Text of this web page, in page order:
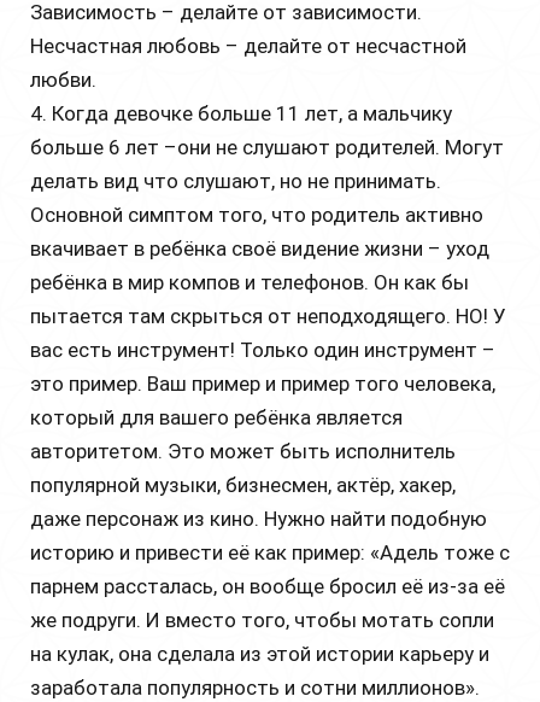
Зависимость – делайте от зависимости.
Несчастная любовь – делайте от несчастной
любви.
4. Когда девочке больше 11 лет, а мальчику
больше 6 лет –они не слушают родителей. Могут
делать вид что слушают, но не принимать.
Основной симптом того, что родитель активно
вкачивает в ребёнка своё видение жизни – уход
ребёнка в мир компов и телефонов. Он как бы
пытается там скрыться от неподходящего. НО! У
вас есть инструмент! Только один инструмент –
это пример. Ваш пример и пример того человека,
который для вашего ребёнка является
авторитетом. Это может быть исполнитель
популярной музыки, бизнесмен, актёр, хакер,
даже персонаж из кино. Нужно найти подобную
историю и привести её как пример: «Адель тоже с
парнем рассталась, он вообще бросил её из-за её
же подруги. И вместо того, чтобы мотать сопли
на кулак, она сделала из этой истории карьеру и
заработала популярность и сотни миллионов».